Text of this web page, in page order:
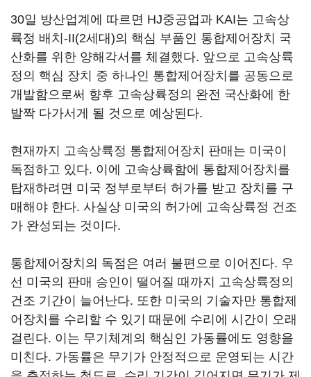
30일 방산업계에 따르면 HJ중공업과 KAI는 고속상
륙정 배치-II(2세대)의 핵심 부품인 통합제어장치 국
산화를 위한 양해각서를 체결했다. 앞으로 고속상륙
정의 핵심 장치 중 하나인 통합제어장치를 공동으로
개발함으로써 향후 고속상륙정의 완전 국산화에 한
발짝 다가서게 될 것으로 예상된다.
현재까지 고속상륙정 통합제어장치 판매는 미국이
독점하고 있다. 이에 고속상륙함에 통합제어장치를
탑재하려면 미국 정부로부터 허가를 받고 장치를 구
매해야 한다. 사실상 미국의 허가에 고속상륙정 건조
가 완성되는 것이다.
통합제어장치의 독점은 여러 불편으로 이어진다. 우
선 미국의 판매 승인이 떨어질 때까지 고속상륙정의
건조 기간이 늘어난다. 또한 미국의 기술자만 통합제
어장치를 수리할 수 있기 때문에 수리에 시간이 오래
걸린다. 이는 무기체계의 핵심인 가동률에도 영향을
미친다. 가동률은 무기가 안정적으로 운영되는 시간